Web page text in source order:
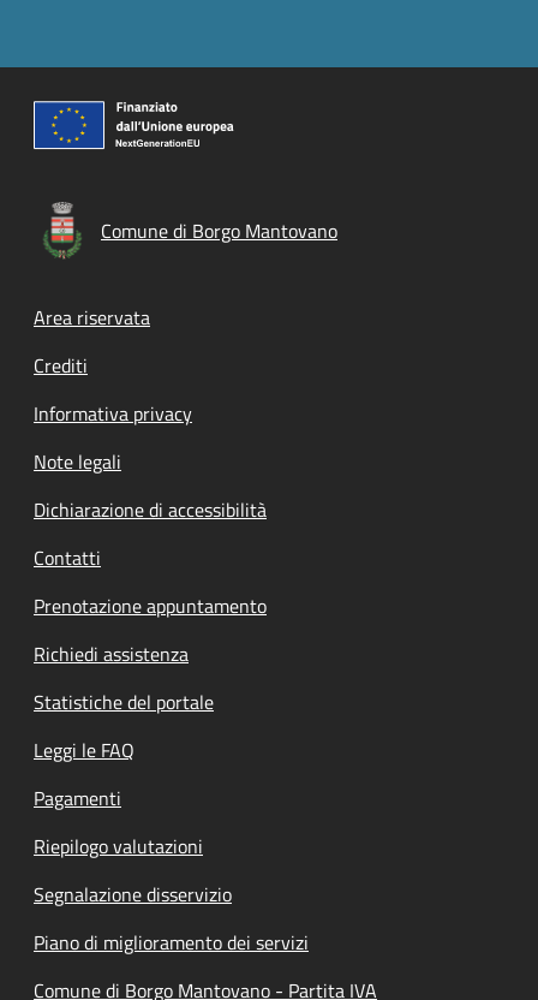
Comune di Borgo Mantovano
Footer menu
Area riservata
Crediti
Informativa privacy
Note legali
Dichiarazione di accessibilità
Contatti
Prenotazione appuntamento
Richiedi assistenza
Statistiche del portale
Leggi le FAQ
Pagamenti
Riepilogo valutazioni
Segnalazione disservizio
Piano di miglioramento dei servizi
Comune di Borgo Mantovano - Partita IVA